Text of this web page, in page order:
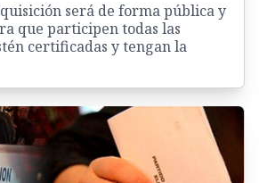
será de forma pública y
que participen todas las
certificadas y tengan la